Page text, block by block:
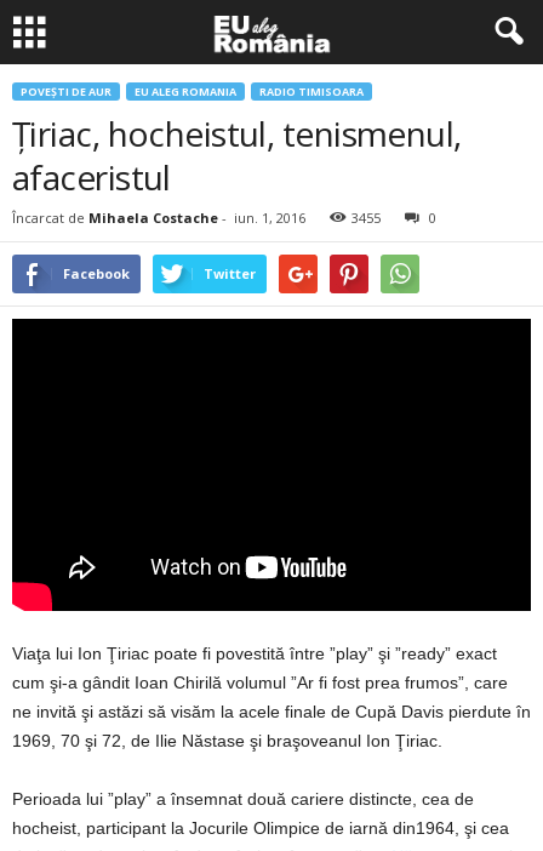
POVEŞTI DE AUR EU ALEG ROMANIA RADIO TIMISOARA
Ţiriac, hocheistul, tenismenul,
afaceristul
Încarcat de Mihaela Costache - iun. 1, 2016 3455 0
Facebook Twitter
Viaţa lui Ion Ţiriac poate fi povestită între ”play” şi ”ready” exact
cum şi-a gândit Ioan Chirilă volumul ”Ar fi fost prea frumos”, care
ne invită şi astăzi să visăm la acele finale de Cupă Davis pierdute în
1969, 70 şi 72, de Ilie Năstase şi braşoveanul Ion Ţiriac.
Perioada lui ”play” a însemnat două cariere distincte, cea de
hocheist, participant la Jocurile Olimpice de iarnă din1964, şi cea